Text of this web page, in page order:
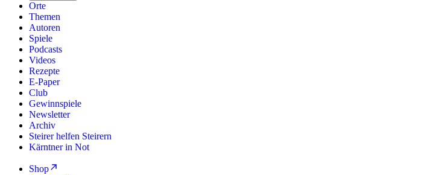
Orte
Themen
Autoren
Spiele
Podcasts
Videos
Rezepte
E-Paper
Club
Gewinnspiele
Newsletter
Archiv
Steirer helfen Steirern
Kärntner in Not
Shop